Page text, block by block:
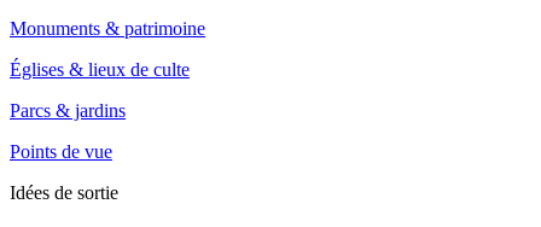
Monuments & patrimoine
Églises & lieux de culte
Parcs & jardins
Points de vue
Idées de sortie